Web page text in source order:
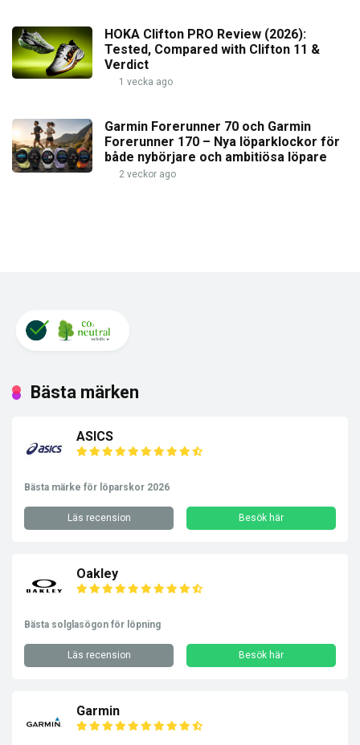
HOKA Clifton PRO Review (2026):
Tested, Compared with Clifton 11 &
Verdict
1 vecka ago
Garmin Forerunner 70 och Garmin
Forerunner 170 – Nya löparklockor för
både nybörjare och ambitiösa löpare
2 veckor ago
Bästa märken
ASICS
Bästa märke för löparskor 2026
Läs recension Besök här
Oakley
Bästa solglasögon för löpning
Läs recension Besök här
Garmin